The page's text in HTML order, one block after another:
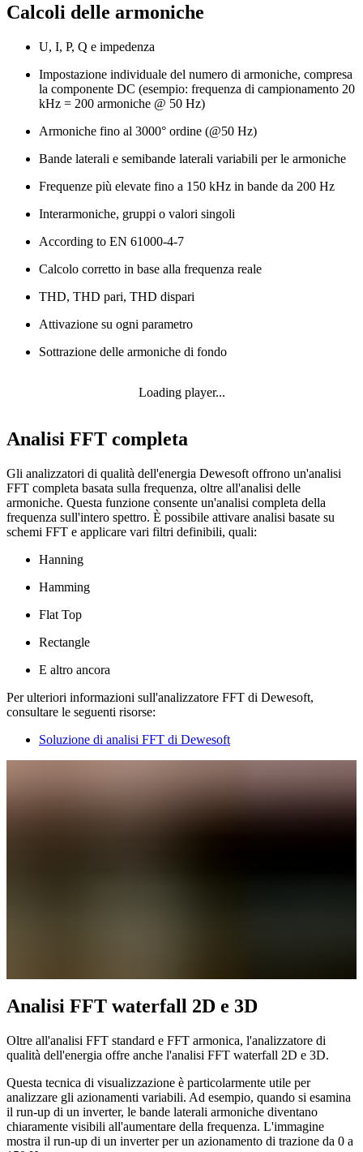
Calcoli delle armoniche
U, I, P, Q e impedenza
Impostazione individuale del numero di armoniche, compresa
la componente DC (esempio: frequenza di campionamento 20
kHz = 200 armoniche @ 50 Hz)
Armoniche fino al 3000° ordine (@50 Hz)
Bande laterali e semibande laterali variabili per le armoniche
Frequenze più elevate fino a 150 kHz in bande da 200 Hz
Interarmoniche, gruppi o valori singoli
According to EN 61000-4-7
Calcolo corretto in base alla frequenza reale
THD, THD pari, THD dispari
Attivazione su ogni parametro
Sottrazione delle armoniche di fondo
Loading player...
Analisi FFT completa
Gli analizzatori di qualità dell'energia Dewesoft offrono un'analisi
FFT completa basata sulla frequenza, oltre all'analisi delle
armoniche. Questa funzione consente un'analisi completa della
frequenza sull'intero spettro. È possibile attivare analisi basate su
schemi FFT e applicare vari filtri definibili, quali:
Hanning
Hamming
Flat Top
Rectangle
E altro ancora
Per ulteriori informazioni sull'analizzatore FFT di Dewesoft,
consultare le seguenti risorse:
Soluzione di analisi FFT di Dewesoft
Analisi FFT waterfall 2D e 3D
Oltre all'analisi FFT standard e FFT armonica, l'analizzatore di
qualità dell'energia offre anche l'analisi FFT waterfall 2D e 3D.
Questa tecnica di visualizzazione è particolarmente utile per
analizzare gli azionamenti variabili. Ad esempio, quando si esamina
il run-up di un inverter, le bande laterali armoniche diventano
chiaramente visibili all'aumentare della frequenza. L'immagine
mostra il run-up di un inverter per un azionamento di trazione da 0 a